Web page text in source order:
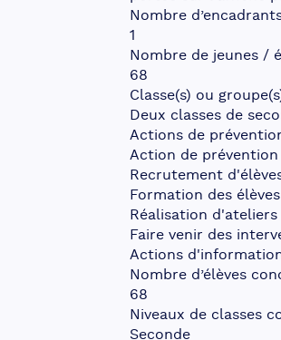
Nombre d’encadrants
1
Nombre de jeunes /
68
Classe(s) ou
Deux classes de
Actions de prévention
Action de prévention
Recrutement
Formation des élèves
Réalisation
Faire venir des
Actions
Nombre d’élèves
68
Niveaux de classes
Seconde